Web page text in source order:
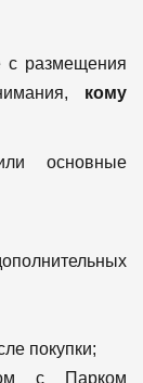
с размещения
кому
основные
покупки;
с Парком